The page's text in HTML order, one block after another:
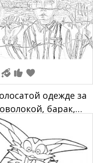
одежде за
барак,
пасмурное небо
0